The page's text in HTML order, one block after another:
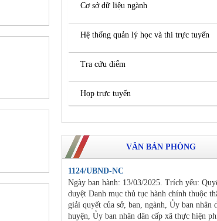
Cơ sở dữ liệu ngành
Hệ thống quản lý học và thi trực tuyến
Tra cứu điểm
Họp trực tuyến
VĂN BẢN PHÒNG
1124/UBND-NC
Ngày ban hành: 13/03/2025. Trích yếu:
duyệt Danh mục thủ tục hành chính thuộc
giải quyết của sở, ban, ngành, Ủy ban nhân
huyện, Ủy ban nhân dân cấp xã thực hiện